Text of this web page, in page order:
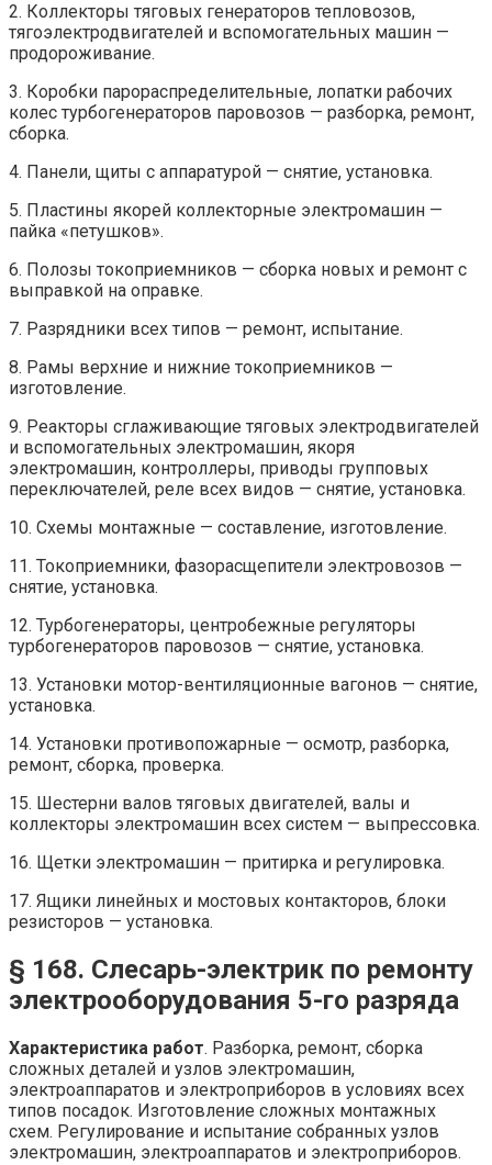
2. Коллекторы тяговых генераторов тепловозов,
тягоэлектродвигателей и вспомогательных машин —
продороживание.
3. Коробки парораспределительные, лопатки рабочих
колес турбогенераторов паровозов — разборка, ремонт,
сборка.
4. Панели, щиты с аппаратурой — снятие, установка.
5. Пластины якорей коллекторные электромашин —
пайка «петушков».
6. Полозы токоприемников — сборка новых и ремонт с
выправкой на оправке.
7. Разрядники всех типов — ремонт, испытание.
8. Рамы верхние и нижние токоприемников —
изготовление.
9. Реакторы сглаживающие тяговых электродвигателей
и вспомогательных электромашин, якоря
электромашин, контроллеры, приводы групповых
переключателей, реле всех видов — снятие, установка.
10. Схемы монтажные — составление, изготовление.
11. Токоприемники, фазорасщепители электровозов —
снятие, установка.
12. Турбогенераторы, центробежные регуляторы
турбогенераторов паровозов — снятие, установка.
13. Установки мотор-вентиляционные вагонов — снятие,
установка.
14. Установки противопожарные — осмотр, разборка,
ремонт, сборка, проверка.
15. Шестерни валов тяговых двигателей, валы и
коллекторы электромашин всех систем — выпрессовка.
16. Щетки электромашин — притирка и регулировка.
17. Ящики линейных и мостовых контакторов, блоки
резисторов — установка.
§ 168. Слесарь-электрик по ремонту
электрооборудования 5-го разряда
Характеристика работ. Разборка, ремонт, сборка
сложных деталей и узлов электромашин,
электроаппаратов и электроприборов в условиях всех
типов посадок. Изготовление сложных монтажных
схем. Регулирование и испытание собранных узлов
электромашин, электроаппаратов и электроприборов.